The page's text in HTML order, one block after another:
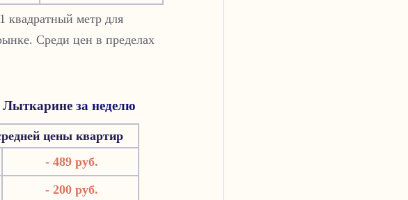
квадратный метр для
Среди цен в пределах
Лыткаринеза неделю
цены квартир
- 489 руб.
- 200 руб.